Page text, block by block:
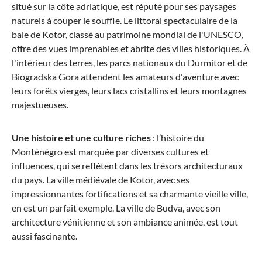
situé sur la côte adriatique, est réputé pour ses paysages
naturels à couper le souffle. Le littoral spectaculaire de la
baie de Kotor, classé au patrimoine mondial de l'UNESCO,
offre des vues imprenables et abrite des villes historiques. À
l'intérieur des terres, les parcs nationaux du Durmitor et de
Biogradska Gora attendent les amateurs d'aventure avec
leurs forêts vierges, leurs lacs cristallins et leurs montagnes
majestueuses.
Une histoire et une culture riches : l’histoire du
Monténégro est marquée par diverses cultures et
influences, qui se reflètent dans les trésors architecturaux
du pays. La ville médiévale de Kotor, avec ses
impressionnantes fortifications et sa charmante vieille ville,
en est un parfait exemple. La ville de Budva, avec son
architecture vénitienne et son ambiance animée, est tout
aussi fascinante.